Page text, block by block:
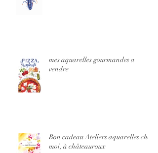
mes aquarelles gourmandes a
vendre
Bon cadeau Ateliers aquarelles chez
moi, à châteauroux